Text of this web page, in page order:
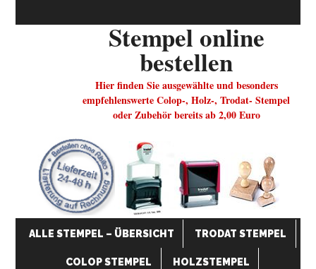
Stempel online
bestellen
Hier finden Sie ausgewählte und besonders
empfehlenswerte Colop-, Holz-, Trodat- Stempel
oder Zubehör bereits ab 2,00 Euro
ALLE STEMPEL – ÜBERSICHT TRODAT STEMPEL
COLOP STEMPEL HOLZSTEMPEL